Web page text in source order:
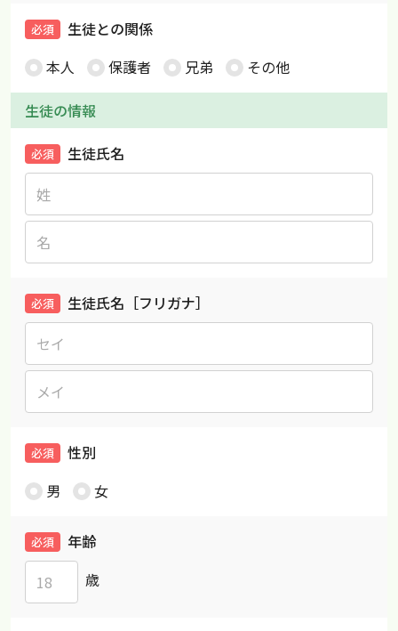
必須
生徒との関係
本人
保護者 兄弟 その他
生徒の情報
必須 生徒氏名
必須 生徒氏名［フリガナ］
必須
性別
男
女
必須
年齢
歳